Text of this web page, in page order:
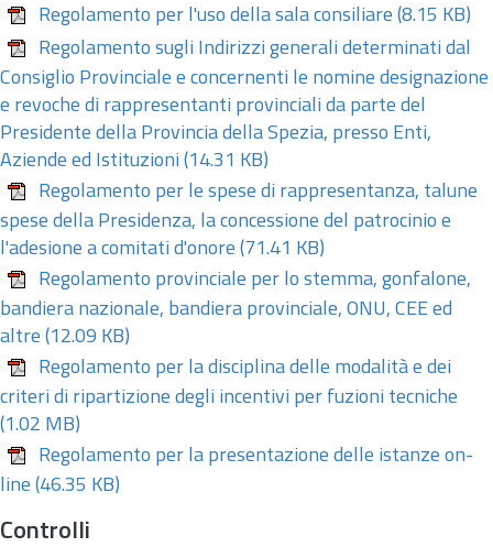
Regolamento per l'uso della sala consiliare (8.15 KB)
Regolamento sugli Indirizzi generali determinati dal
Consiglio Provinciale e concernenti le nomine designazione
e revoche di rappresentanti provinciali da parte del
Presidente della Provincia della Spezia, presso Enti,
Aziende ed Istituzioni (14.31 KB)
Regolamento per le spese di rappresentanza, talune
spese della Presidenza, la concessione del patrocinio e
l'adesione a comitati d'onore (71.41 KB)
Regolamento provinciale per lo stemma, gonfalone,
bandiera nazionale, bandiera provinciale, ONU, CEE ed
altre (12.09 KB)
Regolamento per la disciplina delle modalità e dei
criteri di ripartizione degli incentivi per fuzioni tecniche
(1.02 MB)
Regolamento per la presentazione delle istanze on-
line (46.35 KB)
Controlli